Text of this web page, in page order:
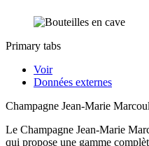
Primary tabs
Voir
Données externes
Champagne Jean-Marie
Le Champagne Jean-Marie
qui propose une gamme